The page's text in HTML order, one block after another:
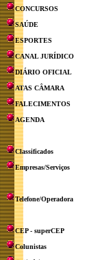
CONCURSOS
SAÚDE
ESPORTES
CANAL JURÍDICO
DIÁRIO OFICIAL
ATAS CÂMARA
FALECIMENTOS
AGENDA
Classificados
Empresas/Serviços
Telefone/Operadora
CEP - superCEP
Colunistas